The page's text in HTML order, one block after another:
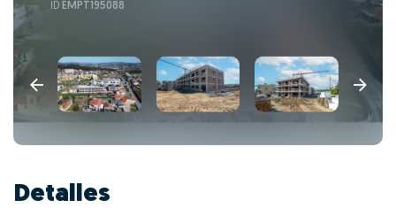
ID EMPT195088
Detalles